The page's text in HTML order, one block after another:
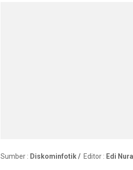
Sumber : Diskominfotik / Editor : Edi